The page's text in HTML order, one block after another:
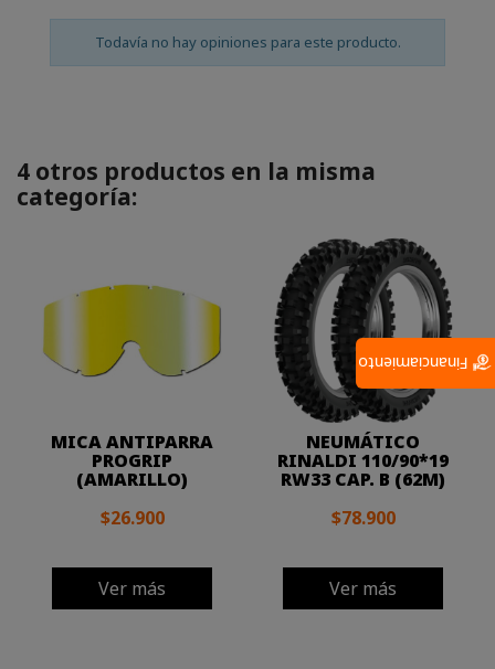
Todavía no hay opiniones para este producto.
4 otros productos en la misma
categoría:
MICA ANTIPARRA
PROGRIP
(AMARILLO)
$26.900
Ver más
NEUMÁTICO
RINALDI 110/90*19
RW33 CAP. B (62M)
$78.900
Ver más
Financiamiento